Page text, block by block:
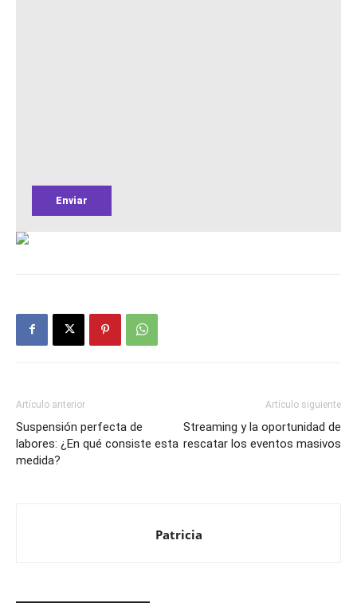
Artículo anterior
Suspensión perfecta de
labores: ¿En qué consiste esta
medida?
Artículo siguiente
Streaming y la oportunidad de
rescatar los eventos masivos
Patricia